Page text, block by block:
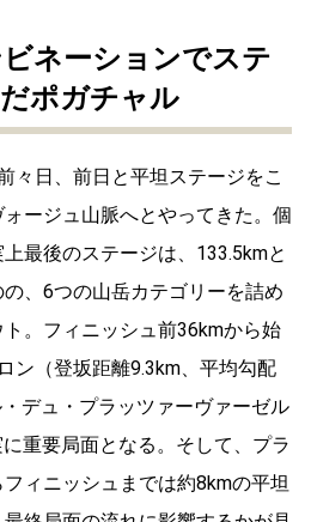
ネーションでステ
ポガチャル
々日、前日と平坦ステージをこ
ージュ山脈へとやってきた。個
最後のステージは、133.5kmと
、6つの山岳カテゴリーを詰め
。フィニッシュ前36kmから始
ン（登坂距離9.3km、平均勾配
デュ・プラッツァーヴァーゼル
に重要局面となる。そして、プラ
ィニッシュまでは約8kmの平坦